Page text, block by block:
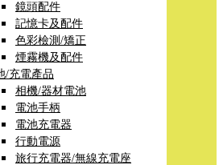
鏡頭配件
記憶卡及配件
色彩檢測/矯正
煙霧機及配件
/充電產品
相機/器材電池
電池手柄
電池充電器
行動電源
旅行充電器/無線充電座